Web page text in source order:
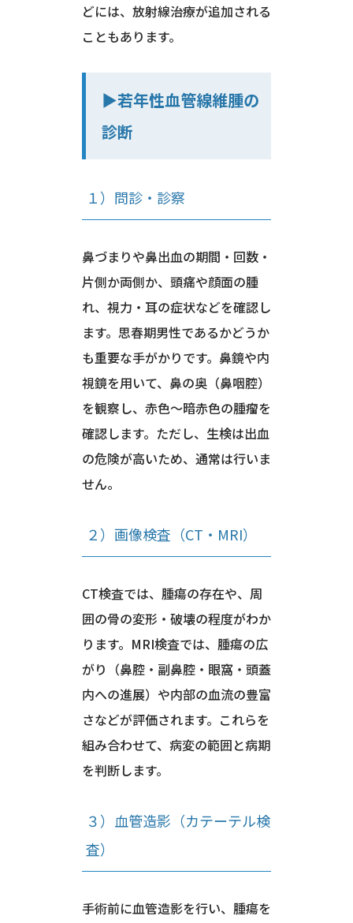
どには、放射線治療が追加される
こともあります。
▶︎若年性血管線維腫の
診断
１）問診・診察
鼻づまりや鼻出血の期間・回数・
片側か両側か、頭痛や顔面の腫
れ、視力・耳の症状などを確認し
ます。思春期男性であるかどうか
も重要な手がかりです。鼻鏡や内
視鏡を用いて、鼻の奥（鼻咽腔）
を観察し、赤色〜暗赤色の腫瘤を
確認します。ただし、生検は出血
の危険が高いため、通常は行いま
せん。
２）画像検査（CT・MRI）
CT検査では、腫瘍の存在や、周
囲の骨の変形・破壊の程度がわか
ります。MRI検査では、腫瘍の広
がり（鼻腔・副鼻腔・眼窩・頭蓋
内への進展）や内部の血流の豊富
さなどが評価されます。これらを
組み合わせて、病変の範囲と病期
を判断します。
３）血管造影（カテーテル検
査）
手術前に血管造影を行い、腫瘍を